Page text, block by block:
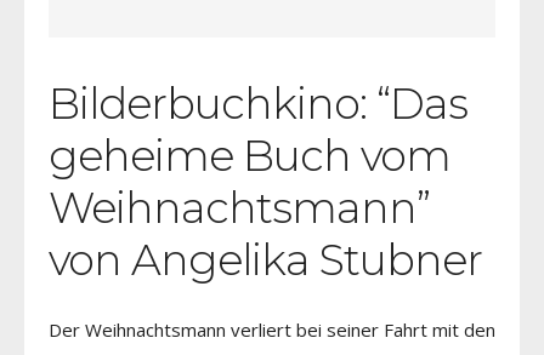
Bilderbuchkino: “Das
geheime Buch vom
Weihnachtsmann”
von Angelika Stubner
Der Weihnachtsmann verliert bei seiner Fahrt mit den